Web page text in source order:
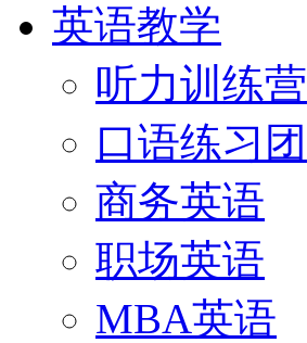
英语教学
听力训练营
口语练习团
商务英语
职场英语
MBA英语